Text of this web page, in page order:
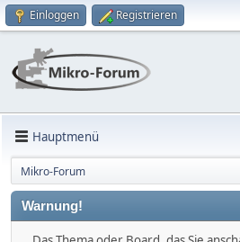
Einloggen Registrieren
Hauptmenü
Mikro-Forum
Warnung!